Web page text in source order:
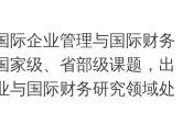
际企业管理与国际财务
家级、省部级课题，出
与国际财务研究领域处